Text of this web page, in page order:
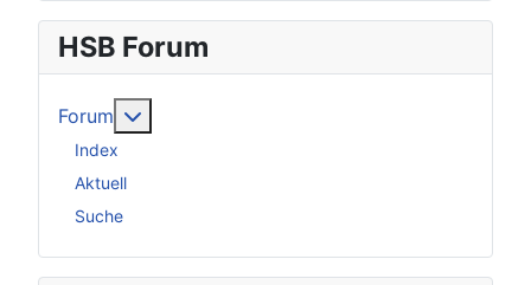
HSB Forum
Forum
Index
Aktuell
Suche